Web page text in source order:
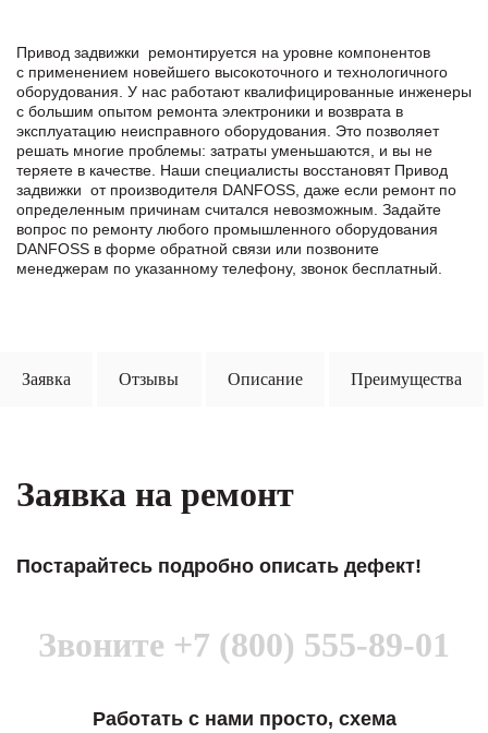
Привод задвижки ремонтируется на уровне компонентов
с применением новейшего высокоточного и технологичного
оборудования. У нас работают квалифицированные инженеры
с большим опытом ремонта электроники и возврата в
эксплуатацию неисправного оборудования. Это позволяет
решать многие проблемы: затраты уменьшаются, и вы не
теряете в качестве. Наши специалисты восстановят Привод
задвижки от производителя DANFOSS, даже если ремонт по
определенным причинам считался невозможным. Задайте
вопрос по ремонту любого промышленного оборудования
DANFOSS в формe обратной связи или позвоните
менеджерам по указанному телефону, звонок бесплатный.
Заявка Отзывы Описание Преимущества
Заявка на ремонт
Постарайтесь подробно описать дефект!
Звоните +7 (800) 555-89-01
Работать с нами просто, схема